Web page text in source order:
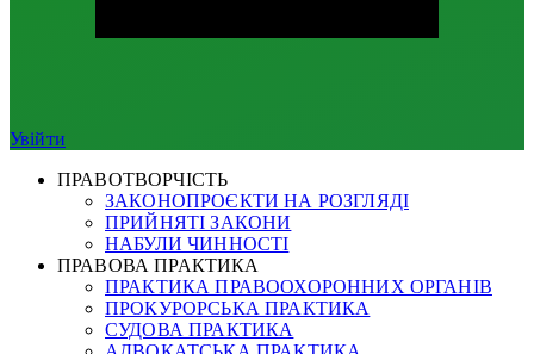
Увійти
ПРАВОТВОРЧІСТЬ
ЗАКОНОПРОЄКТИ НА РОЗГЛЯДІ
ПРИЙНЯТІ ЗАКОНИ
НАБУЛИ ЧИННОСТІ
ПРАВОВА ПРАКТИКА
ПРАКТИКА ПРАВООХОРОННИХ ОРГАНІВ
ПРОКУРОРСЬКА ПРАКТИКА
СУДОВА ПРАКТИКА